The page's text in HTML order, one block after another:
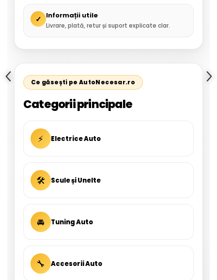
✓ Informații utile
Livrare, plată, retur și suport explicate clar.
Ce găsești pe AutoNecesar.ro
Categorii principale
⚡ Electrice Auto
🛠 Scule și Unelte
🚘 Tuning Auto
🔧 Accesorii Auto